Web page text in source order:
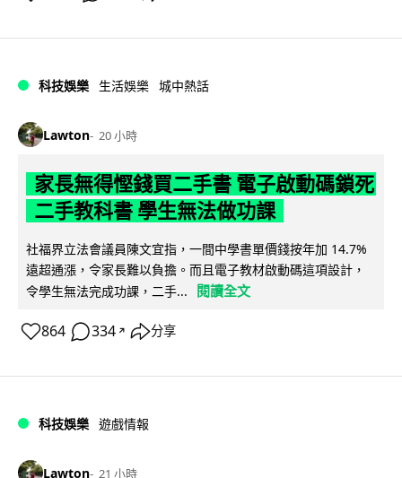
科技娛樂 生活娛樂 城中熱話
Lawton 20 小時
家長無得慳錢買二手書 電子啟動碼鎖死
二手教科書 學生無法做功課
社福界立法會議員陳文宜指，一間中學書單價錢按年加 14.7%
遠超通漲，令家長難以負擔。而且電子教材啟動碼這項設計，
令學生無法完成功課，二手...
閱讀全文
864 334 ↗ 分享
科技娛樂 遊戲情報
Lawton 21 小時